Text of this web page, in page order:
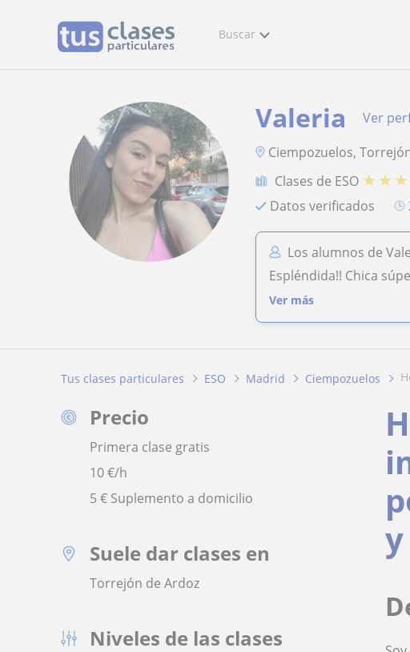
Buscar
Valeria
Ver
Ciempozuelos,
Clases de ESO ★ ★ ★
Datos verificados
Los alumnos de
Espléndida!! Chica
Ver más
Tus clases particulares ESO Madrid Ciempozuelos
Precio
Primera clase gratis
10€/h
5 € Suplemento a domicilio
Suele dar clases en
Torrejón de Ardoz
Niveles de las clases